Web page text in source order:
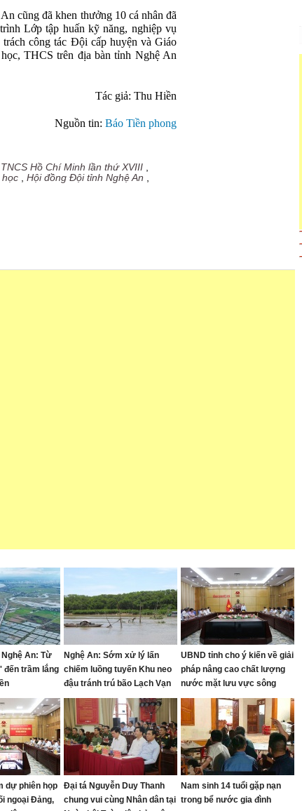
cũng đã khen thưởng 10 cá nhân đã
Lớp tập huấn kỹ năng, nghiệp vụ
công tác Đội cấp huyện và Giáo
THCS trên địa bàn tỉnh Nghệ An
Tác giả: Thu Hiền
Nguồn tin: Báo Tiền phong
Hồ Chí Minh lần thứ XVIII
Hội đồng Đội tỉnh Nghệ An
An: Từ
đến trầm lắng
Nghệ An: Sớm xử lý lấn
chiếm luồng tuyến Khu neo
đậu tránh trú bão Lạch Vạn
UBND tỉnh cho ý kiến về giải
pháp nâng cao chất lượng
nước mặt lưu vực sông
Đào, sông Cầu Đước
dự phiên họp
ngoại Đảng,
Đại tá Nguyễn Duy Thanh
chung vui cùng Nhân dân tại
Nam sinh 14 tuổi gặp nạn
trong bể nước gia đình